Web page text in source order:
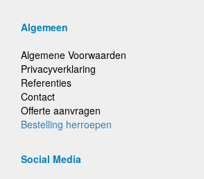
Algemeen
Algemene Voorwaarden
Privacyverklaring
Referenties
Contact
Offerte aanvragen
Bestelling herroepen
Social Media